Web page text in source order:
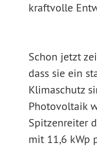
kraftvolle
Schon jetzt
dass sie ein
Klimaschutz
Photovoltaik
Spitzenreiter
mit 11,6 kWp